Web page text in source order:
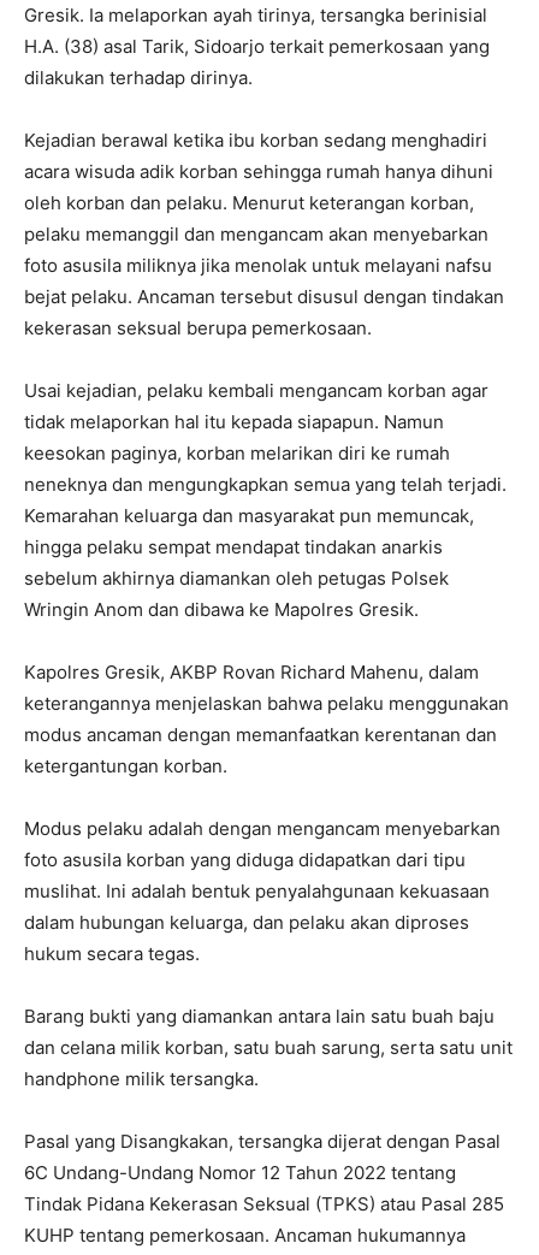
Gresik. Ia melaporkan ayah tirinya, tersangka berinisial
H.A. (38) asal Tarik, Sidoarjo terkait pemerkosaan yang
dilakukan terhadap dirinya.
Kejadian berawal ketika ibu korban sedang menghadiri
acara wisuda adik korban sehingga rumah hanya dihuni
oleh korban dan pelaku. Menurut keterangan korban,
pelaku memanggil dan mengancam akan menyebarkan
foto asusila miliknya jika menolak untuk melayani nafsu
bejat pelaku. Ancaman tersebut disusul dengan tindakan
kekerasan seksual berupa pemerkosaan.
Usai kejadian, pelaku kembali mengancam korban agar
tidak melaporkan hal itu kepada siapapun. Namun
keesokan paginya, korban melarikan diri ke rumah
neneknya dan mengungkapkan semua yang telah terjadi.
Kemarahan keluarga dan masyarakat pun memuncak,
hingga pelaku sempat mendapat tindakan anarkis
sebelum akhirnya diamankan oleh petugas Polsek
Wringin Anom dan dibawa ke Mapolres Gresik.
Kapolres Gresik, AKBP Rovan Richard Mahenu, dalam
keterangannya menjelaskan bahwa pelaku menggunakan
modus ancaman dengan memanfaatkan kerentanan dan
ketergantungan korban.
Modus pelaku adalah dengan mengancam menyebarkan
foto asusila korban yang diduga didapatkan dari tipu
muslihat. Ini adalah bentuk penyalahgunaan kekuasaan
dalam hubungan keluarga, dan pelaku akan diproses
hukum secara tegas.
Barang bukti yang diamankan antara lain satu buah baju
dan celana milik korban, satu buah sarung, serta satu unit
handphone milik tersangka.
Pasal yang Disangkakan, tersangka dijerat dengan Pasal
6C Undang-Undang Nomor 12 Tahun 2022 tentang
Tindak Pidana Kekerasan Seksual (TPKS) atau Pasal 285
KUHP tentang pemerkosaan. Ancaman hukumannya